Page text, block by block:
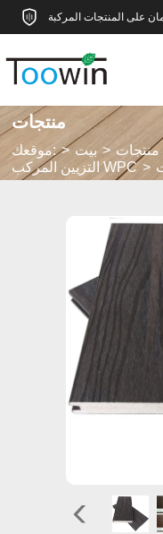
منتجات
موقعك: بيت منتجات
التزيين المركب WPC